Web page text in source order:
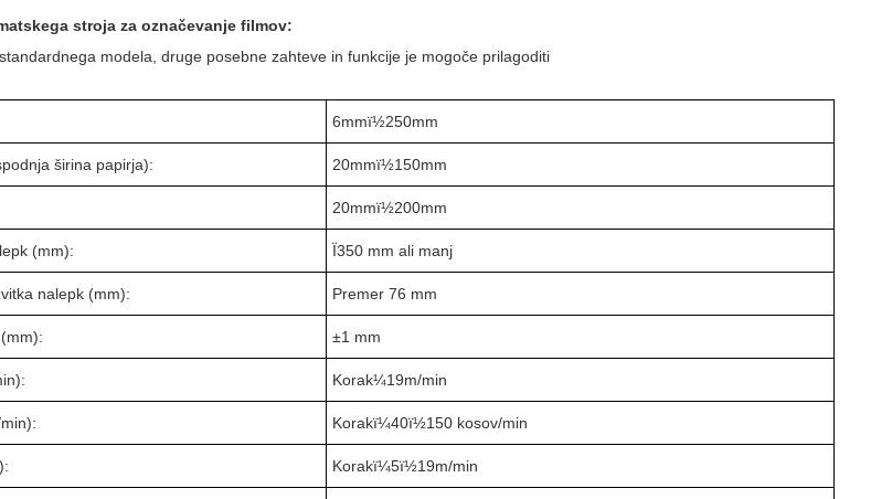
stroja za označevanje filmov:
modela, druge posebne zahteve in funkcije je mogoče prilagoditi
6mmï½250mm
širina papirja): 20mmï½150mm
20mmï½200mm
(mm): Ï350 mm ali manj
nalepk (mm): Premer 76 mm
±1 mm
Korak¼19m/min
Korakï¼40ï½150 kosov/min
Korakï¼5ï½19m/min